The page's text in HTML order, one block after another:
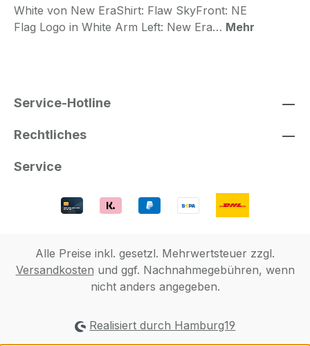
White von New EraShirt: Flaw SkyFront: NE
Flag Logo in White Arm Left: New Era… Mehr
Service-Hotline
Rechtliches
Service
Alle Preise inkl. gesetzl. Mehrwertsteuer zzgl.
Versandkosten und ggf. Nachnahmegebühren, wenn
nicht anders angegeben.
Realisiert durch Hamburg19